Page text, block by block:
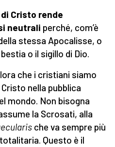
Cristo rende
neutrali perché, com’è
stessa Apocalisse, o
o il sigillo di Dio.
che i cristiani siamo
nella pubblica
mondo. Non bisogna
la Scrosati, alla
che va sempre più
Questo è il